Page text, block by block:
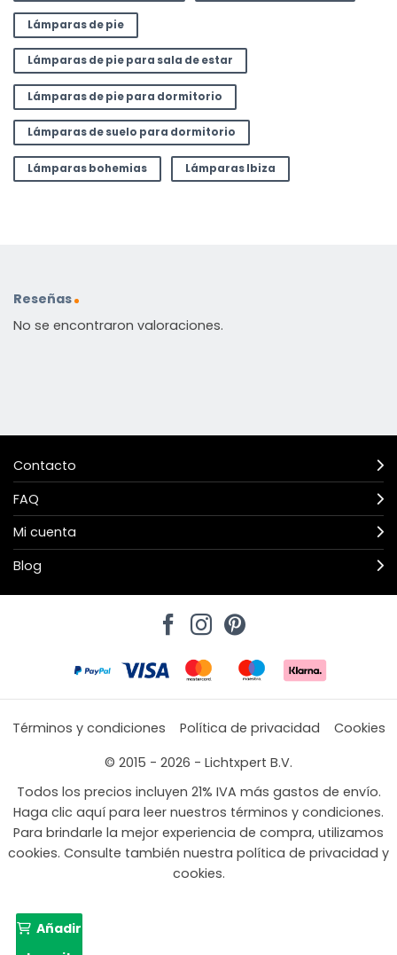
Lámparas de pie
Lámparas de pie para sala de estar
Lámparas de pie para dormitorio
Lámparas de suelo para dormitorio
Lámparas bohemias Lámparas Ibiza
Reseñas
No se encontraron valoraciones.
Contacto
FAQ
Mi cuenta
Blog
Términos y condiciones Política de privacidad
Cookies
© 2015 - 2026 - Lichtxpert B.V.
Todos los precios incluyen 21% IVA más gastos de envío.
Haga clic aquí para leer nuestros términos y condiciones.
Para brindarle la mejor experiencia de compra, utilizamos
cookies. Consulte también nuestra política de privacidad y
cookies.
Añadir